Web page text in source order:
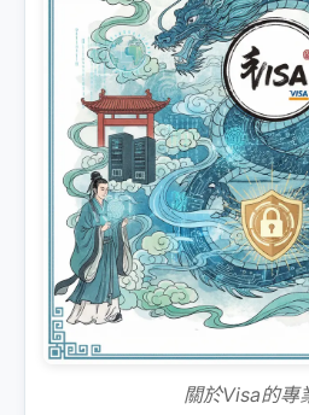
關於Visa的專